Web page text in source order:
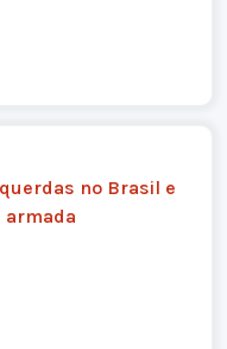
no Brasil e
armada